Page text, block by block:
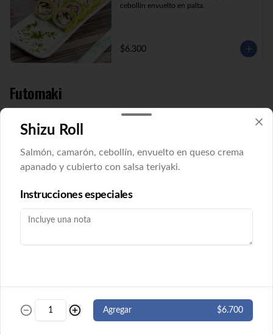
cebollín envuelto en palta.
$6.300
Futomaki
cortes. ( Imagen referencial)
$5.500
$5.500
Shizu Roll
Salmón, camarón, cebollín, envuelto en queso crema
apanado y cubierto con salsa teriyaki.
Instrucciones especiales
Agregar $6.700